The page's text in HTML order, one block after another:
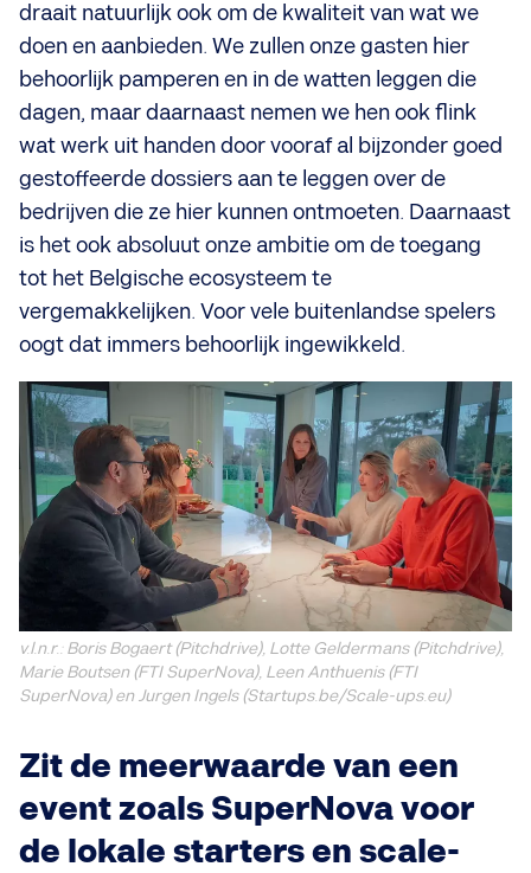
draait natuurlijk ook om de kwaliteit van wat we
doen en aanbieden. We zullen onze gasten hier
behoorlijk pamperen en in de watten leggen die
dagen, maar daarnaast nemen we hen ook flink
wat werk uit handen door vooraf al bijzonder goed
gestoffeerde dossiers aan te leggen over de
bedrijven die ze hier kunnen ontmoeten. Daarnaast
is het ook absoluut onze ambitie om de toegang
tot het Belgische ecosysteem te
vergemakkelijken. Voor vele buitenlandse spelers
oogt dat immers behoorlijk ingewikkeld.
v.l.n.r.: Boris Bogaert (Pitchdrive), Lotte Geldermans (Pitchdrive),
Marie Boutsen (FTI SuperNova), Leen Anthuenis (FTI
SuperNova) en Jurgen Ingels (Startups.be/Scale-ups.eu)
Zit de meerwaarde van een
event zoals SuperNova voor
de lokale starters en scale-